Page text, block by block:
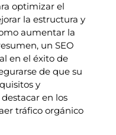
optimizar el
la estructura y
aumentar la
un SEO
en el éxito de
de que su
y
en los
tráfico orgánico